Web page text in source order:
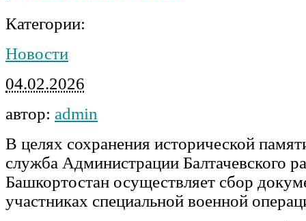
Категории:
Новости
04.02.2026
автор: admin
В целях сохранения исторической
служба Администрации Балтачевского
Башкортостан осуществляет сбор
участниках специальной военной